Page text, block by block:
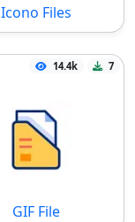
Icono Files
14.4k 7
GIF File